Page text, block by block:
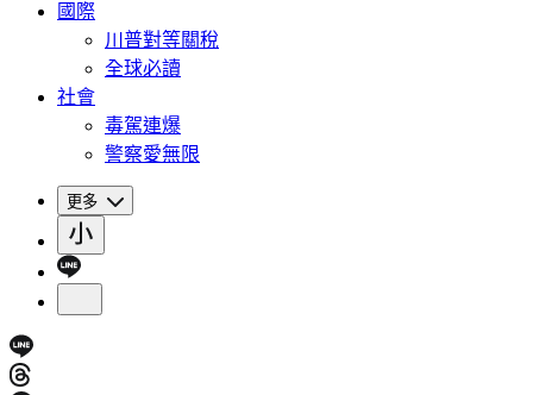
國際
川普對等關稅
全球必讀
社會
毒駕連爆
警察愛無限
更多